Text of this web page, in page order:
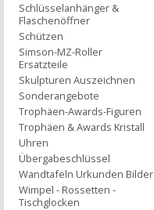
Schlüsselanhänger &
Flaschenöffner
Schützen
Simson-MZ-Roller
Ersatzteile
Skulpturen Auszeichnen
Sonderangebote
Trophäen-Awards-Figuren
Trophäen & Awards Kristall
Uhren
Übergabeschlüssel
Wandtafeln Urkunden Bilder
Wimpel - Rossetten -
Tischglocken